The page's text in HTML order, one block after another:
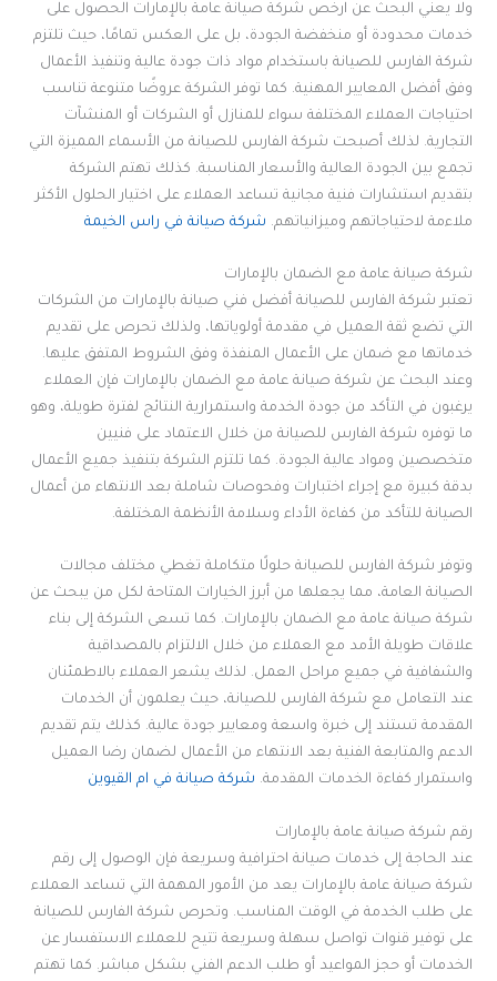
ولا يعني البحث عن ارخص شركة صيانة عامة بالإمارات الحصول على
خدمات محدودة أو منخفضة الجودة، بل على العكس تمامًا، حيث تلتزم
شركة الفارس للصيانة باستخدام مواد ذات جودة عالية وتنفيذ الأعمال
وفق أفضل المعايير المهنية. كما توفر الشركة عروضًا متنوعة تناسب
احتياجات العملاء المختلفة سواء للمنازل أو الشركات أو المنشآت
التجارية. لذلك أصبحت شركة الفارس للصيانة من الأسماء المميزة التي
تجمع بين الجودة العالية والأسعار المناسبة. كذلك تهتم الشركة
بتقديم استشارات فنية مجانية تساعد العملاء على اختيار الحلول الأكثر
ملاءمة لاحتياجاتهم وميزانياتهم. شركة صيانة في راس الخيمة
شركة صيانة عامة مع الضمان بالإمارات
تعتبر شركة الفارس للصيانة أفضل فني صيانة بالإمارات من الشركات
التي تضع ثقة العميل في مقدمة أولوياتها، ولذلك تحرص على تقديم
خدماتها مع ضمان على الأعمال المنفذة وفق الشروط المتفق عليها.
وعند البحث عن شركة صيانة عامة مع الضمان بالإمارات فإن العملاء
يرغبون في التأكد من جودة الخدمة واستمرارية النتائج لفترة طويلة، وهو
ما توفره شركة الفارس للصيانة من خلال الاعتماد على فنيين
متخصصين ومواد عالية الجودة. كما تلتزم الشركة بتنفيذ جميع الأعمال
بدقة كبيرة مع إجراء اختبارات وفحوصات شاملة بعد الانتهاء من أعمال
الصيانة للتأكد من كفاءة الأداء وسلامة الأنظمة المختلفة.
وتوفر شركة الفارس للصيانة حلولًا متكاملة تغطي مختلف مجالات
الصيانة العامة، مما يجعلها من أبرز الخيارات المتاحة لكل من يبحث عن
شركة صيانة عامة مع الضمان بالإمارات. كما تسعى الشركة إلى بناء
علاقات طويلة الأمد مع العملاء من خلال الالتزام بالمصداقية
والشفافية في جميع مراحل العمل. لذلك يشعر العملاء بالاطمئنان
عند التعامل مع شركة الفارس للصيانة، حيث يعلمون أن الخدمات
المقدمة تستند إلى خبرة واسعة ومعايير جودة عالية. كذلك يتم تقديم
الدعم والمتابعة الفنية بعد الانتهاء من الأعمال لضمان رضا العميل
واستمرار كفاءة الخدمات المقدمة. شركة صيانة في ام القيوين
رقم شركة صيانة عامة بالإمارات
عند الحاجة إلى خدمات صيانة احترافية وسريعة فإن الوصول إلى رقم
شركة صيانة عامة بالإمارات يعد من الأمور المهمة التي تساعد العملاء
على طلب الخدمة في الوقت المناسب. وتحرص شركة الفارس للصيانة
على توفير قنوات تواصل سهلة وسريعة تتيح للعملاء الاستفسار عن
الخدمات أو حجز المواعيد أو طلب الدعم الفني بشكل مباشر. كما تهتم